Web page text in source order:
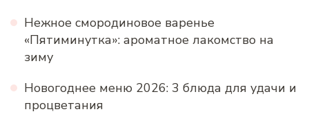
Нежное смородиновое варенье
«Пятиминутка»: ароматное лакомство на
зиму
Новогоднее меню 2026: 3 блюда для удачи и
процветания